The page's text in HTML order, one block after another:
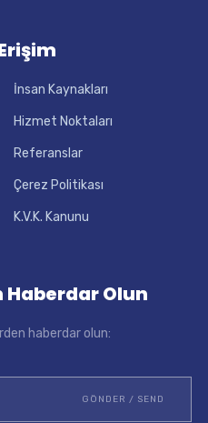
Erişim
İnsan Kaynakları
Hizmet Noktaları
Referanslar
Çerez Politikası
K.V.K. Kanunu
Olun
haberdar olun: